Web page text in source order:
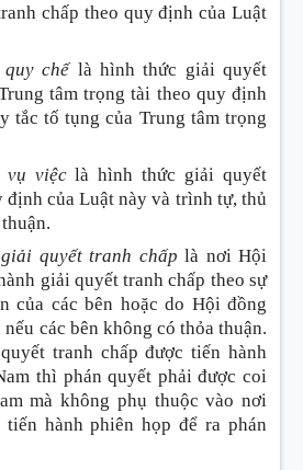
chấp theo quy định của Luật
chếlà hình thức giải quyết
tâm trọng tài theo quy định
tắc tố tụng của Trung tâm trọng
vụ việclà hình thức giải quyết
định của Luật này và trình tự, thủ
quyết tranh chấp là nơi Hội
giải quyết tranh chấp theo sự
của các bên hoặc do Hội đồng
các bên không có thỏa thuận.
tranh chấp được tiến hành
thì phán quyết phải được coi
mà không phụ thuộc vào nơi
hành phiên họp để ra phán